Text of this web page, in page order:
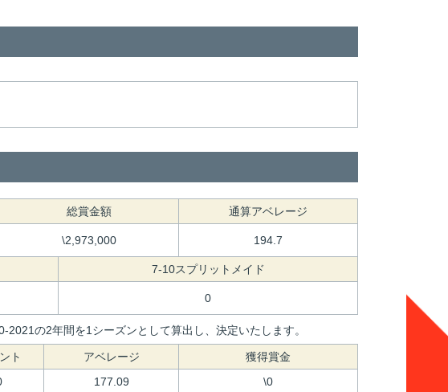
総賞金額 通算アベレージ
\2,973,000 194.7
7-10スプリットメイド
0
の2年間を1シーズンとして算出し、決定いたします。
ト アベレージ
獲得賞金
177.09
\0